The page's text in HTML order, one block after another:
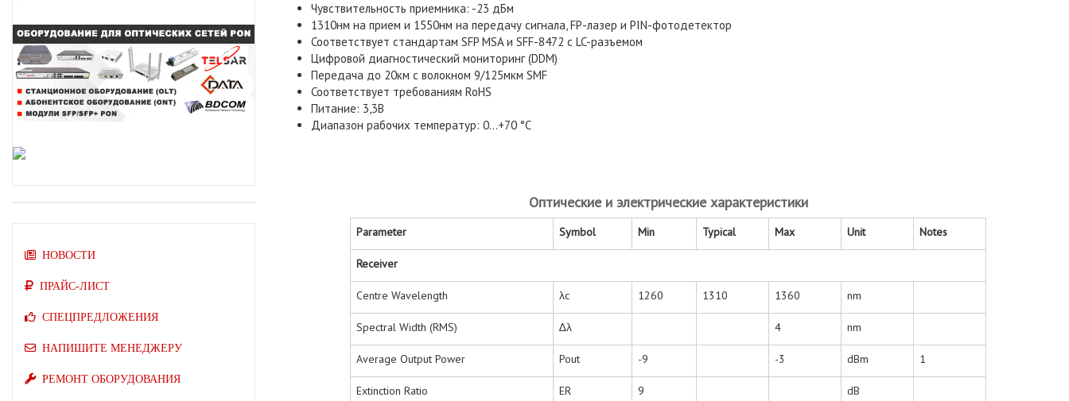
НОВОСТИ
ПРАЙС-ЛИСТ
СПЕЦПРЕДЛОЖЕНИЯ
НАПИШИТЕ МЕНЕДЖЕРУ
РЕМОНТ ОБОРУДОВАНИЯ
Чувствительность приемника: -23 дБм
1310нм на прием и 1550нм на передачу сигнала, FP-лазер и PIN-фотодетектор
Соответствует стандартам SFP MSA и SFF-8472 с LC-разъемом
Цифровой диагностический мониторинг (DDM)
Передача до 20км с волокном 9/125мкм SMF
Соответствует требованиям RoHS
Питание: 3,3В
Диапазон рабочих температур: 0…+70 °C
Оптические и электрические характеристики
Parameter Symbol Min Typical Max Unit Notes
Receiver
Centre Wavelength λc 1260 1310 1360 nm
Spectral Width (RMS) ∆λ 4 nm
Average Output Power Pout -9 -3 dBm 1
Extinction Ratio ER 9 dB